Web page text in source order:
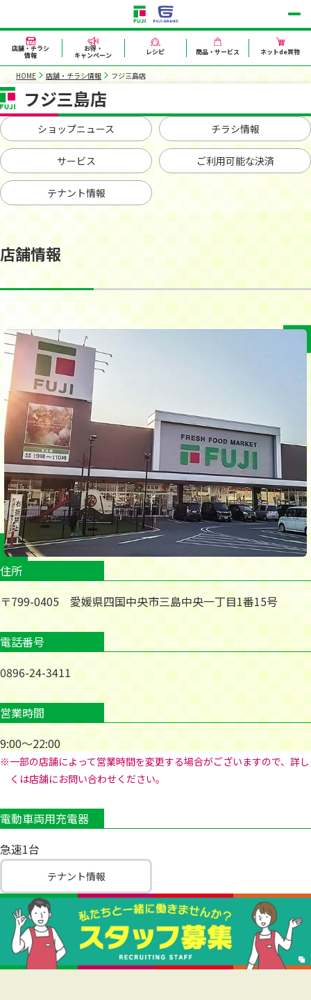
店舗・チラシ
情報
お得・
キャンペーン レシピ 商品・サービス ネットde買物
HOME 店舗・チラシ情報 フジ三島店
フジ三島店
ショップニュース チラシ情報
サービス ご利用可能な決済
テナント情報
店舗情報
住所
〒799-0405 愛媛県四国中央市三島中央一丁目1番15号
電話番号
0896-24-3411
営業時間
9:00～22:00
※一部の店舗によって営業時間を変更する場合がございますので、詳し
くは店舗にお問い合わせください。
電動車両用充電器
急速1台
テナント情報